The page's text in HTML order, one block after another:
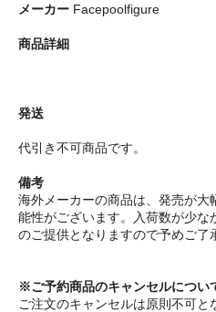
メーカー Facepoolfigure
商品詳細
発送
代引き不可商品です。
備考
海外メーカーの商品は、発売が
能性がございます。入荷数が少
のご提供となりますので予めご了
※ご予約商品のキャンセルについ
ご注文のキャンセルは原則不可と